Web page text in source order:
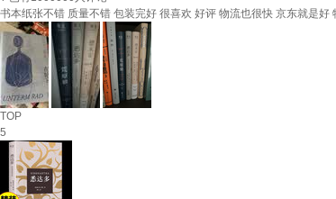
书本纸张不错 质量不错 包装完好 很喜欢 好评 物流也很快 京东就是好
TOP
5